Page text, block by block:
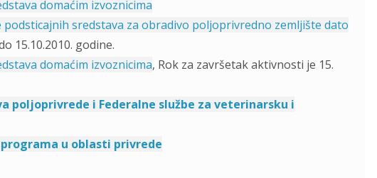
domaćim izvoznicima
sredstava za obradivo poljoprivredno zemljište dato
15.10.2010. godine.
domaćim izvoznicima, Rok za završetak aktivnosti je 15.
poljoprivrede i Federalne službe za veterinarsku i
u oblasti privrede